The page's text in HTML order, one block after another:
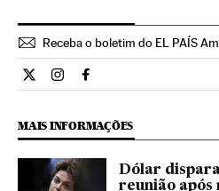
Receba o boletim do EL PAÍS
Economia El País Brasil en
Economia El País Brasil en
Economia El País
MAIS INFORMAÇÕES
Dólar
reunião após